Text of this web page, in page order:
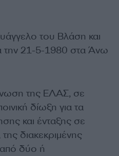
του Βλάση και
την 21-5-1980 στα Άνω
της ΕΛΑΣ, σε
δίωξη για τα
και ένταξης σε
διακεκριμένης
δύο ή